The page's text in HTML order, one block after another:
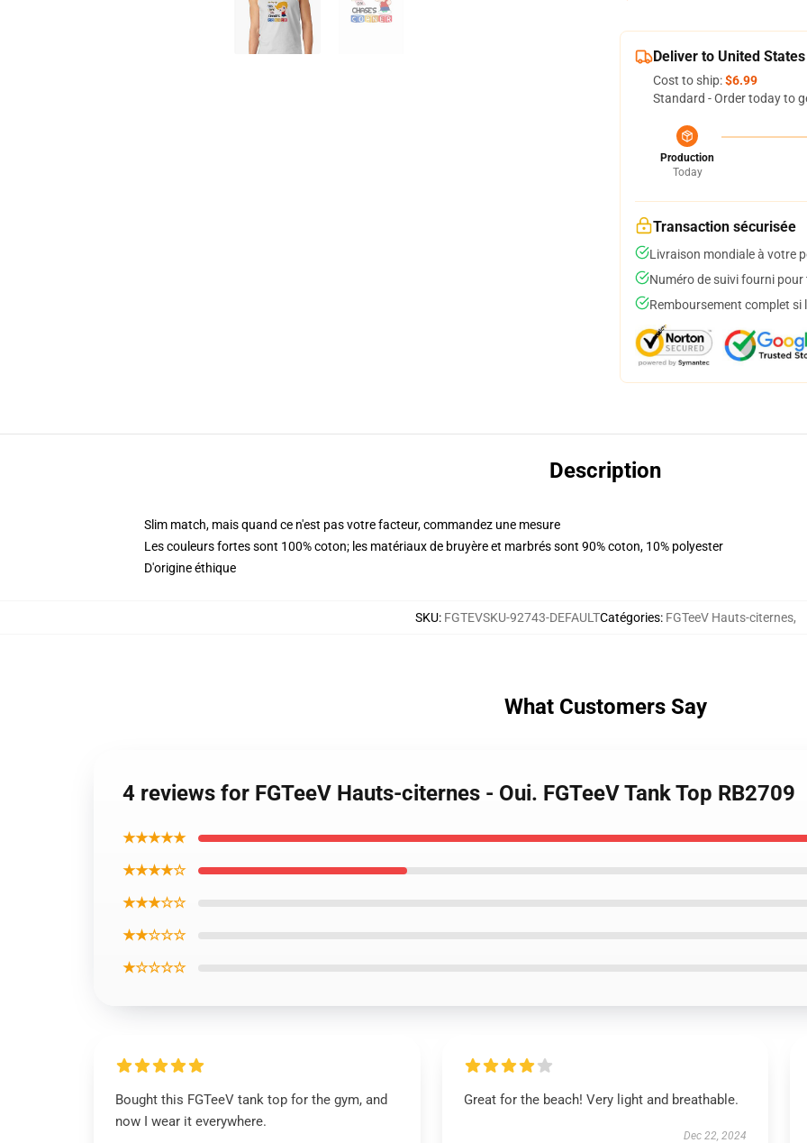
Deliver to United States
Cost to ship:$6.99
Standard - Order today to
Production
Today
Transaction sécurisée
Livraison mondiale à votre
Numéro de suivi fourni pour
Remboursement complet si
Description
Slim match, mais quand ce n'est pas votre facteur, commandez une mesure
Les couleurs fortes sont 100% coton; les matériaux de bruyère et marbrés sont 90% coton, 10% polyester
D'origine éthique
SKU: FGTEVSKU-92743-DEFAULTCatégories: FGTeeV Hauts-citernes,
What Customers Say
4 reviews for FGTeeV Hauts-citernes - Oui. FGTeeV Tank Top RB2709
★★★★★
★★★★☆
★★★☆☆
★★☆☆☆
★☆☆☆☆
Bought this FGTeeV tank top for the gym, and
now I wear it everywhere.
Great for the beach! Very light and breathable.
Dec 22, 2024